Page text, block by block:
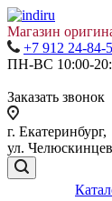
Магазин
+7 912 24-84-
ПН-ВС 10:00-
Заказать звонок
г. Екатеринбург,
ул.